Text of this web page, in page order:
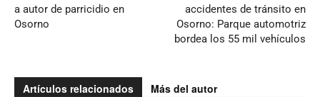
a autor de parricidio en
Osorno
accidentes de tránsito en
Osorno: Parque automotriz
bordea los 55 mil vehículos
Artículos relacionados Más del autor